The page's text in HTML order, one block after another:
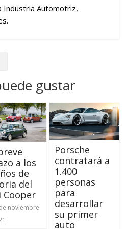
Industria Automotriz,
gustar
a los
de
del
Cooper
noviembre
Porsche
contratará a
1.400
personas
para
desarrollar
su primer
auto